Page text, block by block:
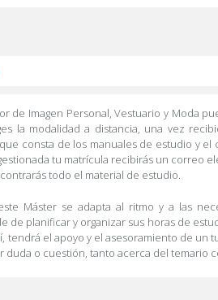
de Imagen Personal, Vestuario y Moda
la modalidad a distancia, una vez
consta de los manuales de estudio y el
tu matrícula recibirás un correo
todo el material de estudio.
Máster se adapta al ritmo y a las
de planificar y organizar sus horas de
tendrá el apoyo y el asesoramiento de un
o cuestión, tanto acerca del temario